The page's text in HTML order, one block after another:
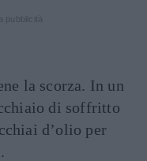
la scorza. In un
di soffritto
d’olio per